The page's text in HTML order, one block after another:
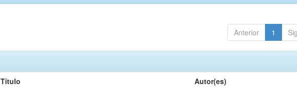
Anterior 1
Título Autor(es)